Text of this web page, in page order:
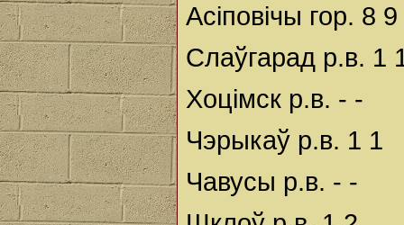
Асіповічы гор. 8 9
Слаўгарад р.в. 1
Хоцімск р.в. - -
Чэрыкаў р.в. 1 1
Чавусы р.в. - -